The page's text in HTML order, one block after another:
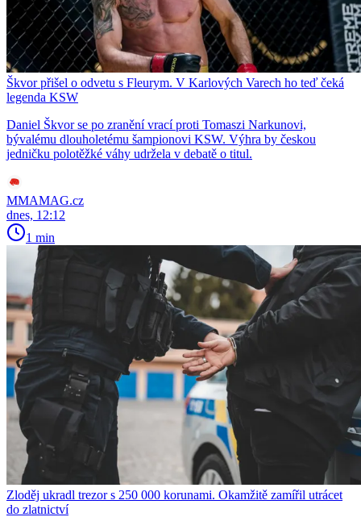
Škvor přišel o odvetu s Fleurym. V Karlových Varech ho teď čeká
legenda KSW
Daniel Škvor se po zranění vrací proti Tomaszi Narkunovi,
bývalému dlouholetému šampionovi KSW. Výhra by českou
jedničku polotěžké váhy udržela v debatě o titul.
MMAMAG.cz
dnes, 12:12
1 min
Zloděj ukradl trezor s 250 000 korunami. Okamžitě zamířil utrácet
do zlatnictví